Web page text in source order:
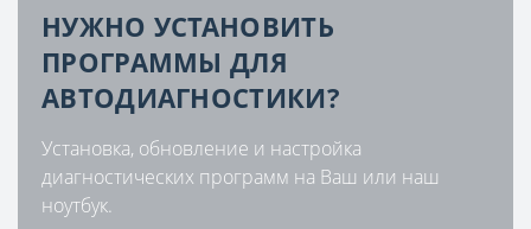
НУЖНО УСТАНОВИТЬ
ПРОГРАММЫ ДЛЯ
АВТОДИАГНОСТИКИ?
Установка, обновление и настройка
диагностических программ на Ваш или наш
ноутбук.